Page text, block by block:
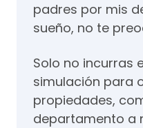
padres por mis
sueño, no te
Solo no incurras
simulación para
propiedades,
departamento a